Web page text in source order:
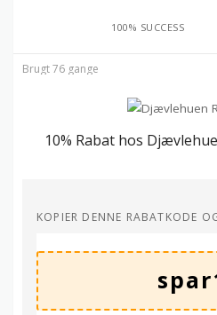
100% SUCCESS
Brugt 76 gange
10% Rabat hos
KOPIER DENNE RABATKODE